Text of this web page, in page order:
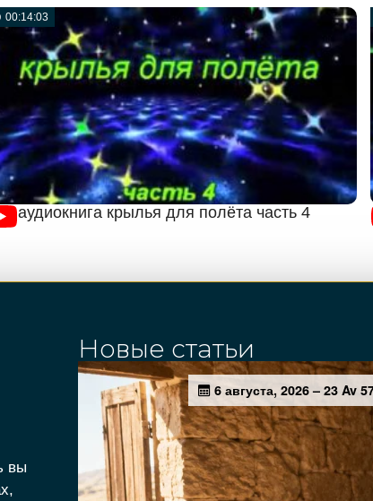
00:14:03
аудиокнига крылья для полёта часть 4
вы
Новые статьи